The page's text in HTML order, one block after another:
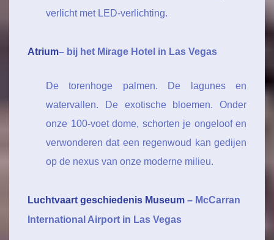
verlicht met LED-verlichting.
Atrium– bij het Mirage Hotel in Las Vegas
De torenhoge palmen. De lagunes en
watervallen. De exotische bloemen. Onder
onze 100-voet dome, schorten je ongeloof en
verwonderen dat een regenwoud kan gedijen
op de nexus van onze moderne milieu.
Luchtvaart geschiedenis Museum – McCarran
International Airport in Las Vegas